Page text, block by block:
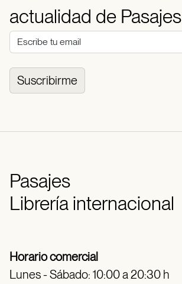
actualidad de Pasajes
Suscribirme
Pasajes
Librería internacional
Horario comercial
Lunes - Sábado: 10:00 a 20:30 h